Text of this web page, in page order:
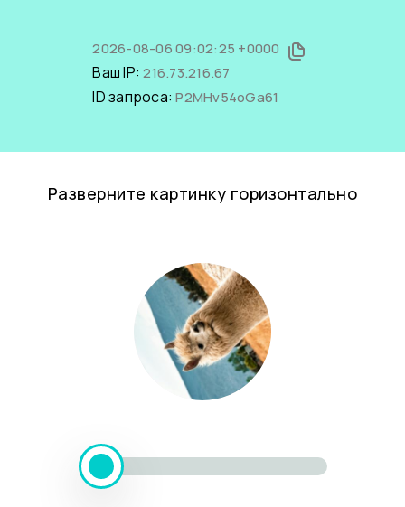
2026-08-06 09:02:25 +0000
Ваш IP:216.73.216.67
ID запроса:P2MHv54oGa61
Разверните картинку горизонтально